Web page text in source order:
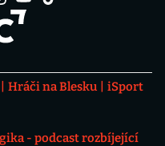
Hráči na Blesku
iSport
- podcast rozbíjející